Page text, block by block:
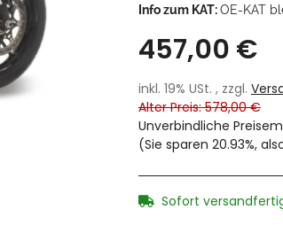
Info zum KAT:OE-KAT
457,00 €
inkl. 19% USt. , zzgl.
Alter Preis: 578,00 €
Unverbindliche
(Sie sparen 20.93%,
Sofort